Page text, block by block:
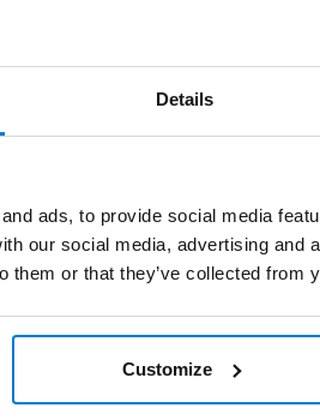
Details
ads, to provide social media
our social media, advertising and
them or that they’ve collected from
Customize
Kwalitatief hoogwaardige nitril
zorghandelingen waaronder ook het